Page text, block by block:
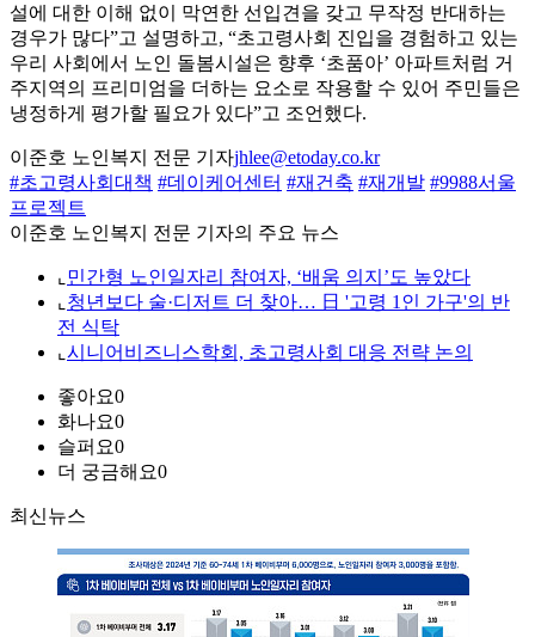
설에 대한 이해 없이 막연한 선입견을 갖고 무작정 반대하는
경우가 많다”고 설명하고, “초고령사회 진입을 경험하고 있는
우리 사회에서 노인 돌봄시설은 향후 ‘초품아’ 아파트처럼 거
주지역의 프리미엄을 더하는 요소로 작용할 수 있어 주민들은
냉정하게 평가할 필요가 있다”고 조언했다.
이준호 노인복지 전문 기자jhlee@etoday.co.kr
#초고령사회대책 #데이케어센터 #재건축 #재개발 #9988서울
프로젝트
이준호 노인복지 전문 기자의 주요 뉴스
⌞ 민간형 노인일자리 참여자, ‘배움 의지’도 높았다
⌞ 청년보다 술·디저트 더 찾아… 日 '고령 1인 가구'의 반
전 식탁
⌞ 시니어비즈니스학회, 초고령사회 대응 전략 논의
좋아요0
화나요0
슬퍼요0
더 궁금해요0
최신뉴스